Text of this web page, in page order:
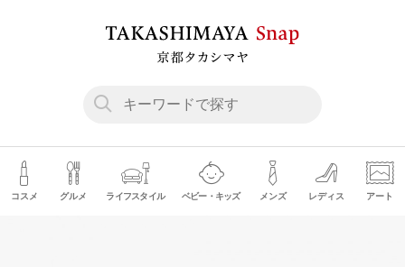
コスメ グルメ ライフスタイル ベビー・キッズ メンズ レディス アート